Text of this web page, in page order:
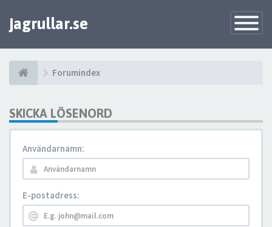
Toggle
jagrullar.se
Forumindex
SKICKA LÖSENORD
Användarnamn:
E-postadress: